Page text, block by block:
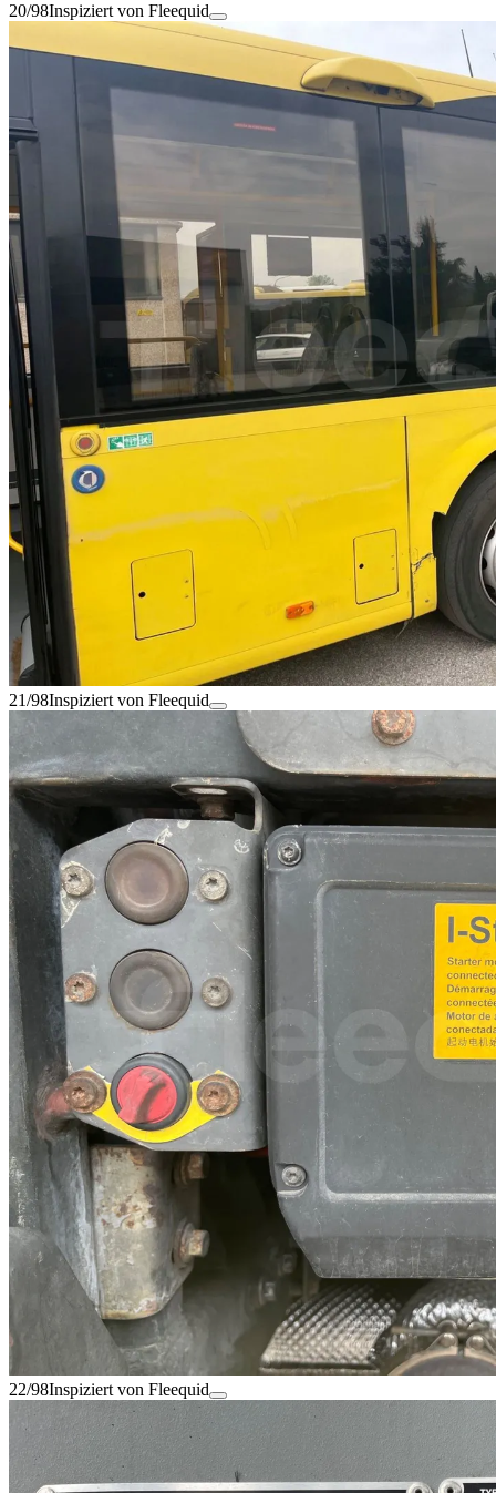
20/98Inspiziert von Fleequid
21/98Inspiziert von Fleequid
22/98Inspiziert von Fleequid